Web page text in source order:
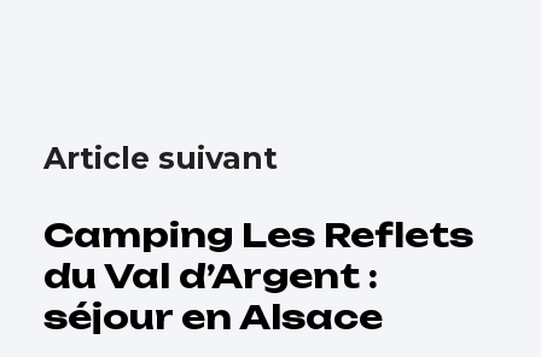
Article suivant
Camping Les Reflets
du Val d’Argent :
séjour en Alsace